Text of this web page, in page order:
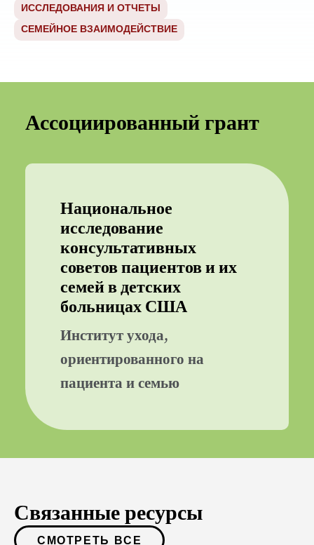
ИССЛЕДОВАНИЯ И ОТЧЕТЫ
СЕМЕЙНОЕ ВЗАИМОДЕЙСТВИЕ
Ассоциированный грант
Национальное
исследование
консультативных
советов пациентов и их
семей в детских
больницах США
Институт ухода,
ориентированного на
пациента и семью
Связанные ресурсы
СМОТРЕТЬ ВСЕ